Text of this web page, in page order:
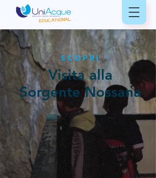
SCOPRI
Visita alla
Sorgente Nossana